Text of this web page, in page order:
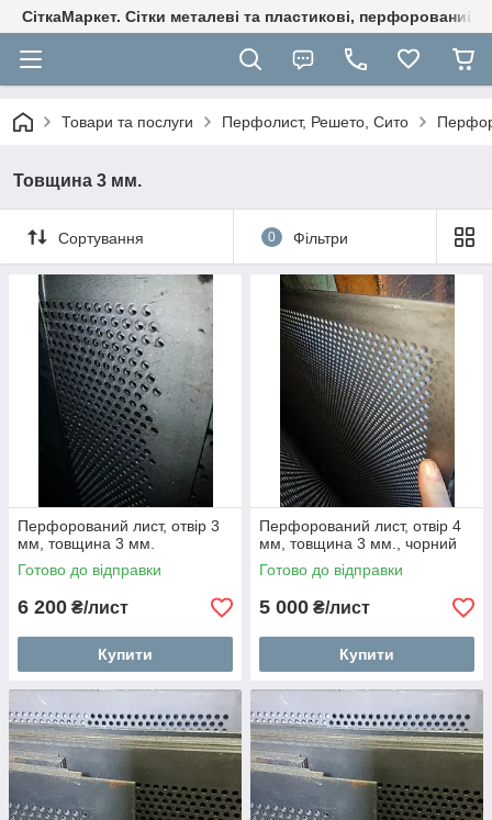
СіткаМаркет. Cітки металеві та пластикові, перфорований
Товари та послуги Перфолист, Решето, Сито
Товщина 3 мм.
Сортування 0 Фільтри
Перфорований лист, отвір 3
мм, товщина 3 мм.
Готово до відправки
6 200 ₴/лист
Купити
Перфорований лист, отвір 4
мм, товщина 3 мм., чорний
Готово до відправки
5 000 ₴/лист
Купити